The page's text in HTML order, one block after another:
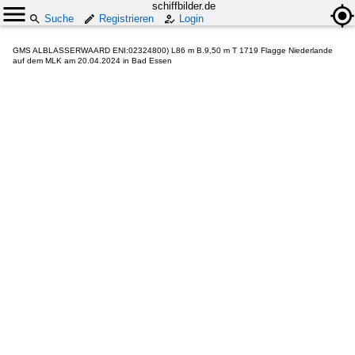
schiffbilder.de
Suche
Registrieren Login
GMS ALBLASSERWAARD ENI:02324800) L86 m B.9,50 m T 1719 Flagge Niederlande
auf dem MLK am 20.04.2024 in Bad Essen